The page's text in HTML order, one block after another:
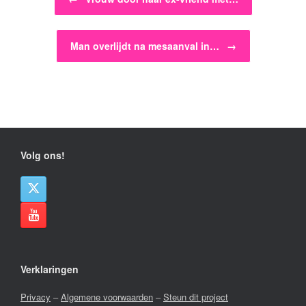
Man overlijdt na mesaanval in… →
Volg ons!
Verklaringen
Privacy –Algemene voorwaarden –Steun dit project